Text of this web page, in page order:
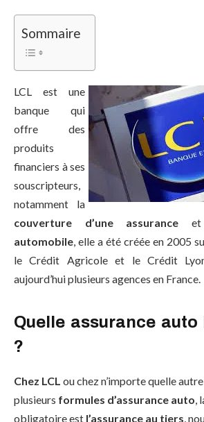
Sommaire
LCL est une
banque qui
offre des
produits
financiers à ses
souscripteurs,
notamment la
couverture d’une assurance
automobile , elle a été créée en 2005
le Crédit Agricole et le Crédit
aujourd’hui plusieurs agences en France.
Quelle assurance
?
Chez LCL ou chez n’importe quelle
plusieurs formules d’assurance auto,
obligatoire est l’assurance au tiers,